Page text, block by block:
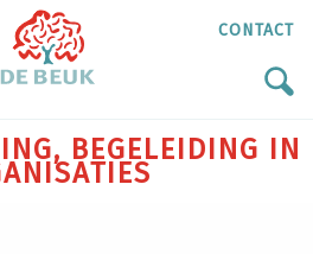
CONTACT
BEGELEIDING IN